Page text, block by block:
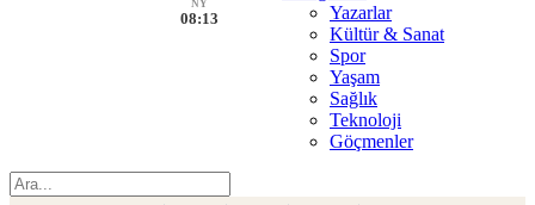
NY
08:13
Yazarlar
Kültür & Sanat
Spor
Yaşam
Sağlık
Teknoloji
Göçmenler